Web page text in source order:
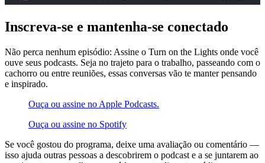
Inscreva-se e mantenha-se conectado
Não perca nenhum episódio: Assine o Turn on the Lights onde você
ouve seus podcasts. Seja no trajeto para o trabalho, passeando com o
cachorro ou entre reuniões, essas conversas vão te manter pensando
e inspirado.
Ouça ou assine no Apple Podcasts.
Ouça ou assine no Spotify
Se você gostou do programa, deixe uma avaliação ou comentário —
isso ajuda outras pessoas a descobrirem o podcast e a se juntarem ao